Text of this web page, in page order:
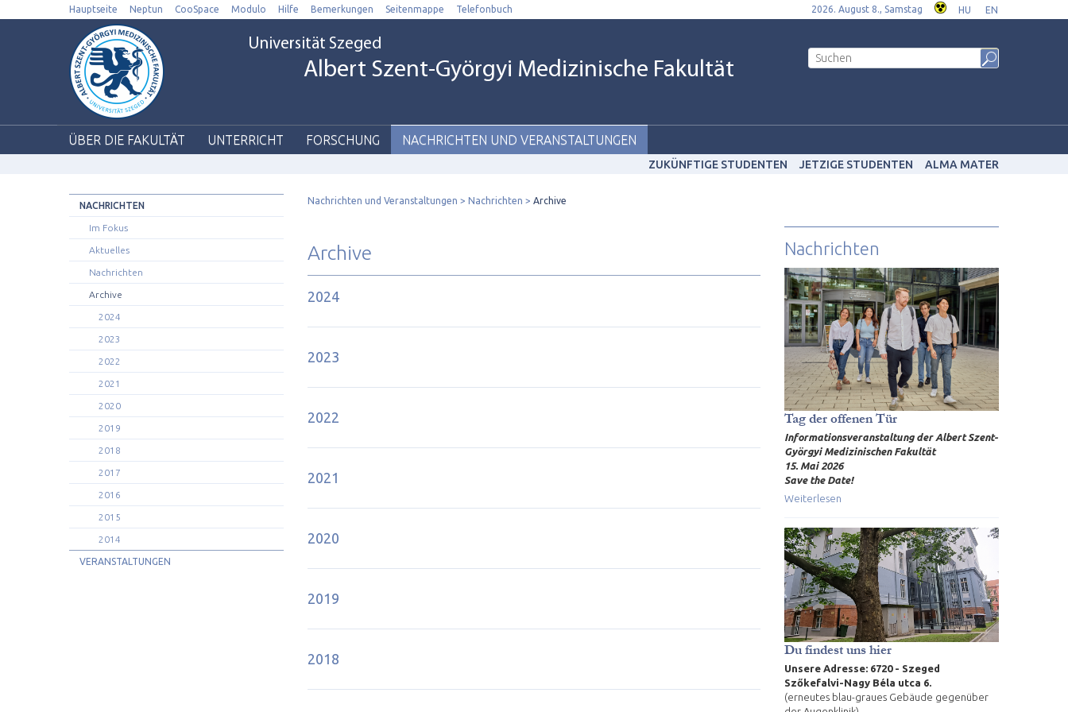
Hauptseite Neptun CooSpace Modulo Hilfe Bemerkungen Seitenmappe Telefonbuch 2026. August 8., Samstag HU EN
Universität Szeged
Albert Szent-Györgyi Medizinische Fakultät
ÜBER DIE FAKULTÄT UNTERRICHT FORSCHUNG NACHRICHTEN UND VERANSTALTUNGEN
ZUKÜNFTIGE STUDENTEN JETZIGE STUDENTEN ALMA MATER
NACHRICHTEN
Im Fokus
Aktuelles
Nachrichten
Archive
2024
2023
2022
2021
2020
2019
2018
2017
2016
2015
2014
VERANSTALTUNGEN
Nachrichten und Veranstaltungen Nachrichten Archive
Archive
2024
2023
2022
2021
2020
2019
2018
Nachrichten
Tag der offenen Tür
Informationsveranstaltung der Albert Szent-
Györgyi Medizinischen Fakultät
15. Mai 2026
Save the Date!
Weiterlesen
Du findest uns hier
Unsere Adresse: 6720 - Szeged
Szőkefalvi-Nagy Béla utca 6.
(erneutes blau-graues Gebäude gegenüber